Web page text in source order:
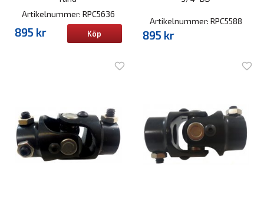
Artikelnummer: RPC5636
895 kr Köp
Artikelnummer: RPC5588
895 kr